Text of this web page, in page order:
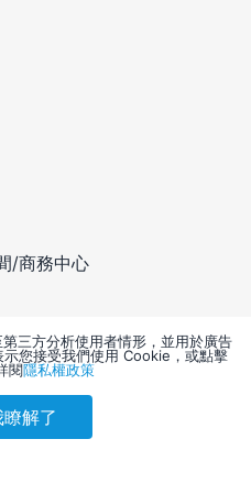
會員訂購
/商務中心
三方分析使用者情形，並用於廣告
您接受我們使用 Cookie，或點擊
閱隱私權政策
瞭解了